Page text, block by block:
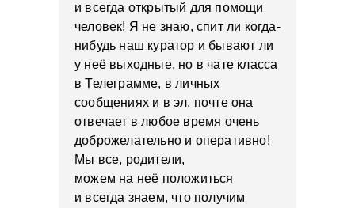
и всегда открытый для помощи
человек! Я не знаю, спит ли когда-
нибудь наш куратор и бывают ли
у неё выходные, но в чате класса
в Телеграмме, в личных
сообщениях и в эл. почте она
отвечает в любое время очень
доброжелательно и оперативно!
Мы все, родители,
можем на неё положиться
и всегда знаем, что получим